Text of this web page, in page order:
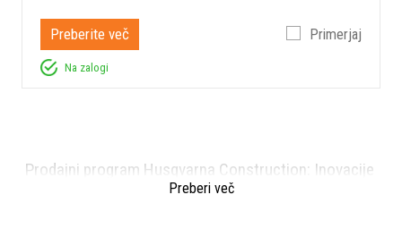
Preberite več Primerjaj
Na zalogi
Prodajni program Husqvarna Construction: Inovacije
za profesionalno uporaboPreberi več